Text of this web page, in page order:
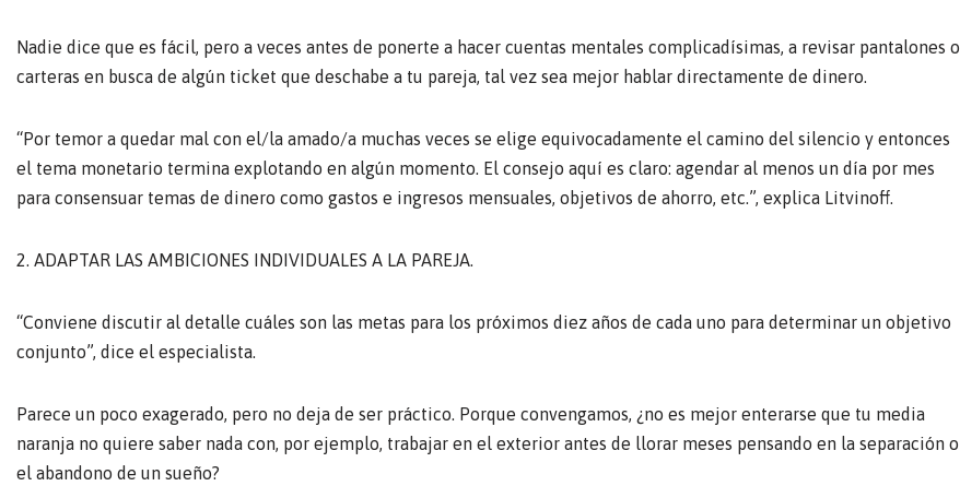
Nadie dice que es fácil, pero a veces antes de ponerte a hacer cuentas mentales complicadísimas, a revisar pantalones o
carteras en busca de algún ticket que deschabe a tu pareja, tal vez sea mejor hablar directamente de dinero.
“Por temor a quedar mal con el/la amado/a muchas veces se elige equivocadamente el camino del silencio y entonces
el tema monetario termina explotando en algún momento. El consejo aquí es claro: agendar al menos un día por mes
para consensuar temas de dinero como gastos e ingresos mensuales, objetivos de ahorro, etc.”, explica Litvinoff.
2. ADAPTAR LAS AMBICIONES INDIVIDUALES A LA PAREJA.
“Conviene discutir al detalle cuáles son las metas para los próximos diez años de cada uno para determinar un objetivo
conjunto”, dice el especialista.
Parece un poco exagerado, pero no deja de ser práctico. Porque convengamos, ¿no es mejor enterarse que tu media
naranja no quiere saber nada con, por ejemplo, trabajar en el exterior antes de llorar meses pensando en la separación o
el abandono de un sueño?